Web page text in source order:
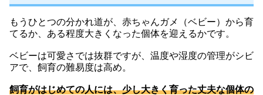
もうひとつの分かれ道が、赤ちゃんガメ（ベビー）から育
てるか、ある程度大きくなった個体を迎えるかです。
ベビーは可愛さでは抜群ですが、温度や湿度の管理がシビ
アで、飼育の難易度は高め。
飼育がはじめての人には、少し大きく育った丈夫な個体の